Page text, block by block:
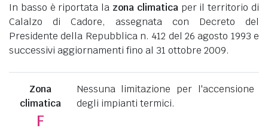
In basso è riportata la zona climaticaper il territorio di
Calalzo di Cadore, assegnata con Decreto del
Presidente della Repubblica n. 412 del 26 agosto 1993 e
successivi aggiornamenti fino al 31 ottobre 2009.
Zona
climatica
F
Nessuna limitazione per l'accensione
degli impianti termici.